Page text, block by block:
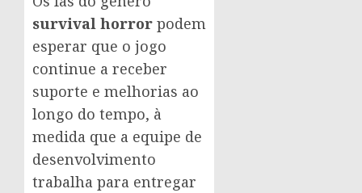
survival horror podem
esperar que o jogo
continue a receber
suporte e melhorias ao
longo do tempo, à
medida que a equipe de
desenvolvimento
trabalha para entregar